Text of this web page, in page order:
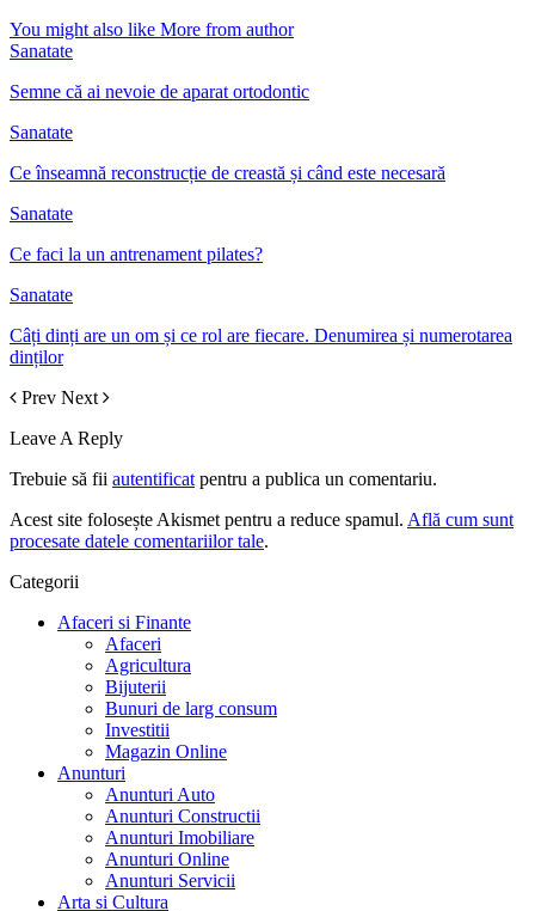
You might also like More from author
Sanatate
Semne că ai nevoie de aparat ortodontic
Sanatate
Ce înseamnă reconstrucție de creastă și când este necesară
Sanatate
Ce faci la un antrenament pilates?
Sanatate
Câți dinți are un om și ce rol are fiecare. Denumirea și numerotarea
dinților
Prev Next
Leave A Reply
Trebuie să fii autentificat pentru a publica un comentariu.
Acest site folosește Akismet pentru a reduce spamul. Află cum sunt
procesate datele comentariilor tale.
Categorii
Afaceri si Finante
Afaceri
Agricultura
Bijuterii
Bunuri de larg consum
Investitii
Magazin Online
Anunturi
Anunturi Auto
Anunturi Constructii
Anunturi Imobiliare
Anunturi Online
Anunturi Servicii
Arta si Cultura